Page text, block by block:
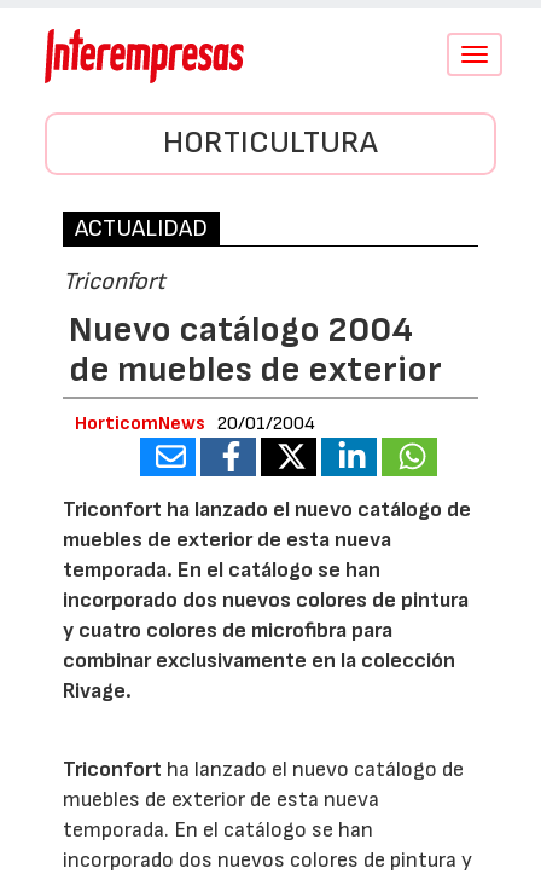
Conmutar
HORTICULTURA
ACTUALIDAD
Triconfort
Nuevo catálogo 2004
de muebles de exterior
HorticomNews 20/01/2004
Triconfort ha lanzado el nuevo catálogo de
muebles de exterior de esta nueva
temporada. En el catálogo se han
incorporado dos nuevos colores de pintura
y cuatro colores de microfibra para
combinar exclusivamente en la colección
Rivage.
Triconfort ha lanzado el nuevo catálogo de
muebles de exterior de esta nueva
temporada. En el catálogo se han
incorporado dos nuevos colores de pintura y